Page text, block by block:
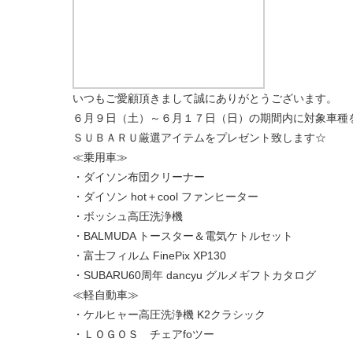
いつもご愛顧頂きまして誠にありがとうございます。
６月９日（土）～６月１７日（日）の期間内に対象車
ＳＵＢＡＲＵ厳選アイテムをプレゼント致します☆
≪乗用車≫
・ダイソン布団クリーナー
・ダイソン hot＋cool ファンヒーター
・ボッシュ高圧洗浄機
・BALMUDA トースター＆電気ケトルセット
・富士フィルム FinePix XP130
・SUBARU60周年 dancyu グルメギフトカタログ
≪軽自動車≫
・ケルヒャー高圧洗浄機 K2クラシック
・ＬＯＧＯＳ チェアfoツー